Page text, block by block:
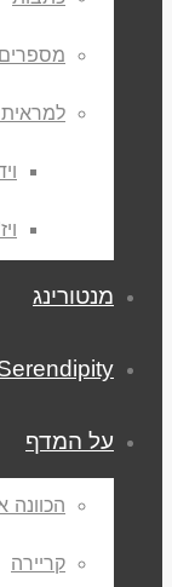
מספרים
למראית עין
וידאו
מנטורינג
Serendipity
על המדף
הכוונה
קריירה